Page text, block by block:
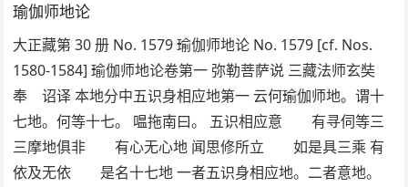
瑜伽师地论
大正藏第 30 册 No. 1579 瑜伽师地论 No. 1579 [cf. Nos.
1580-1584] 瑜伽师地论卷第一 弥勒菩萨说 三藏法师玄奘
奉 诏译 本地分中五识身相应地第一 云何瑜伽师地。谓十
七地。何等十七。 嗢拖南曰。 五识相应意 有寻伺等三
三摩地俱非 有心无心地 闻思修所立 如是具三乘 有
依及无依 是名十七地 一者五识身相应地。二者意地。